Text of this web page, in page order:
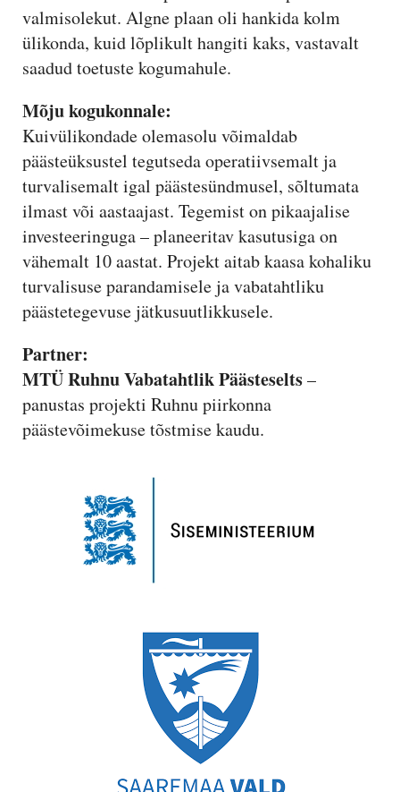
valmisolekut. Algne plaan oli hankida kolm
ülikonda, kuid lõplikult hangiti kaks, vastavalt
saadud toetuste kogumahule.
Mõju kogukonnale:
Kuivülikondade olemasolu võimaldab
päästeüksustel tegutseda operatiivsemalt ja
turvalisemalt igal päästesündmusel, sõltumata
ilmast või aastaajast. Tegemist on pikaajalise
investeeringuga – planeeritav kasutusiga on
vähemalt 10 aastat. Projekt aitab kaasa kohaliku
turvalisuse parandamisele ja vabatahtliku
päästetegevuse jätkusuutlikkusele.
Partner:
MTÜ Ruhnu Vabatahtlik Päästeselts–
panustas projekti Ruhnu piirkonna
päästevõimekuse tõstmise kaudu.